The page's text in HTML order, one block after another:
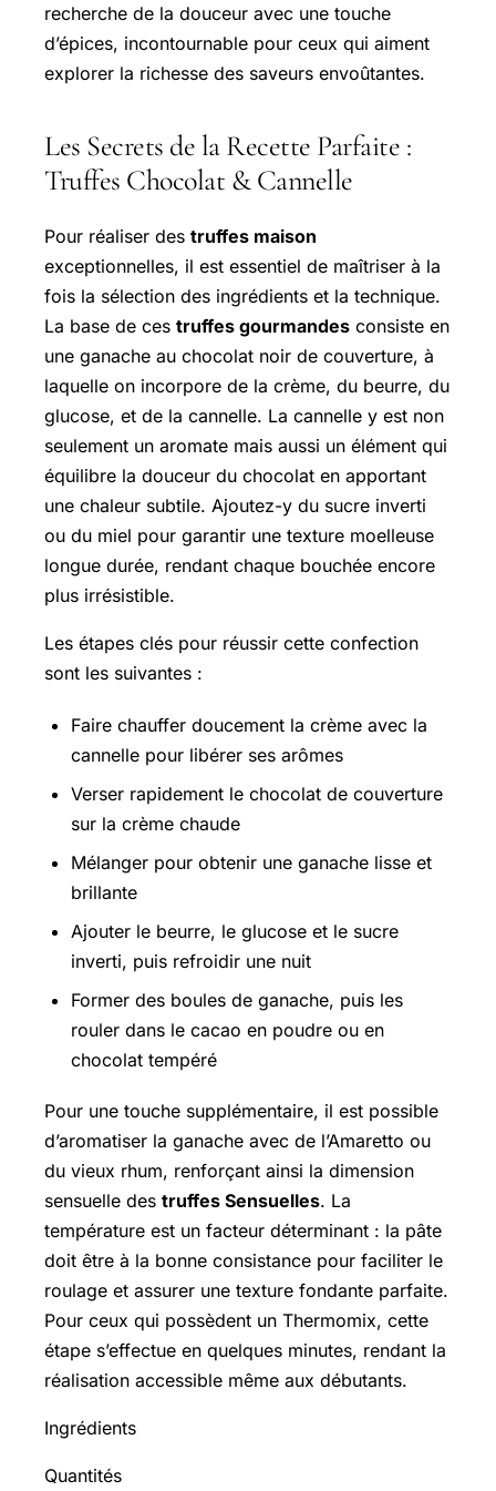
recherche de la douceur avec une touche
d’épices, incontournable pour ceux qui aiment
explorer la richesse des saveurs envoûtantes.
Les Secrets de la Recette Parfaite :
Truffes Chocolat & Cannelle
Pour réaliser des truffes maison
exceptionnelles, il est essentiel de maîtriser à la
fois la sélection des ingrédients et la technique.
La base de ces truffes gourmandes consiste en
une ganache au chocolat noir de couverture, à
laquelle on incorpore de la crème, du beurre, du
glucose, et de la cannelle. La cannelle y est non
seulement un aromate mais aussi un élément qui
équilibre la douceur du chocolat en apportant
une chaleur subtile. Ajoutez-y du sucre inverti
ou du miel pour garantir une texture moelleuse
longue durée, rendant chaque bouchée encore
plus irrésistible.
Les étapes clés pour réussir cette confection
sont les suivantes :
Faire chauffer doucement la crème avec la
cannelle pour libérer ses arômes
Verser rapidement le chocolat de couverture
sur la crème chaude
Mélanger pour obtenir une ganache lisse et
brillante
Ajouter le beurre, le glucose et le sucre
inverti, puis refroidir une nuit
Former des boules de ganache, puis les
rouler dans le cacao en poudre ou en
chocolat tempéré
Pour une touche supplémentaire, il est possible
d’aromatiser la ganache avec de l’Amaretto ou
du vieux rhum, renforçant ainsi la dimension
sensuelle des truffes Sensuelles. La
température est un facteur déterminant : la pâte
doit être à la bonne consistance pour faciliter le
roulage et assurer une texture fondante parfaite.
Pour ceux qui possèdent un Thermomix, cette
étape s’effectue en quelques minutes, rendant la
réalisation accessible même aux débutants.
Ingrédients
Quantités